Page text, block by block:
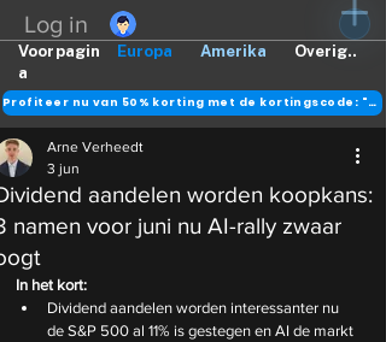
Log in
Europa Amerika Overig..
Voorpagin
a
Profiteer nu van 50% korting met de kortingscode: "DANK"
aandelen worden koopkans:
namen voor juni nu AI-rally zwaar
Arne Verheedt
3 jun
In het kort:
Dividend aandelen worden interessanter nu
de S&P 500 al 11% is gestegen en AI de markt